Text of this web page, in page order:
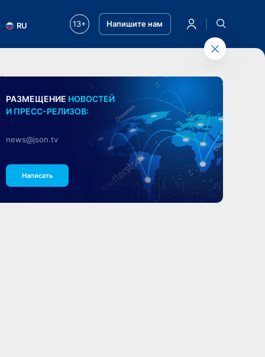
RU 13+ Напишите нам
РАЗМЕЩЕНИЕ НОВОСТЕЙ
И ПРЕСС-РЕЛИЗОВ:
news@json.tv
Написать